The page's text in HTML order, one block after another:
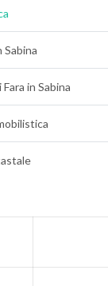
Sabina
in Sabina